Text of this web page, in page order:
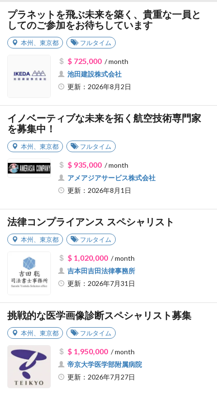
プラネットを飛ぶ未来を築く、貴重な一員と
してのご参加をお待ちしています
本州 東京都 フルタイム
$ 725,000/ month
池田建設株式会社
更新：2026年8月2日
イノベーティブな未来を拓く航空技術専門家
を募集中！
本州 東京都 フルタイム
$ 935,000/ month
アメアジアサービス株式会社
更新：2026年8月1日
法律コンプライアンス スペシャリスト
本州 東京都 フルタイム
$ 1,020,000/ month
吉本田吉田法律事務所
更新：2026年7月31日
挑戦的な医学画像診断スペシャリスト募集
本州 東京都 フルタイム
$ 1,950,000/ month
帝京大学医学部附属病院
更新：2026年7月27日